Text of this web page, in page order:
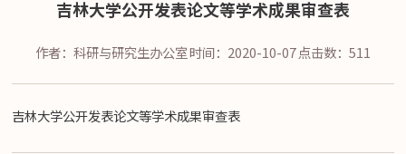
吉林大学公开发表论文等学术成果审查表
作者：科研与研究生办公室时间：2020-10-07点击数： 511
吉林大学公开发表论文等学术成果审查表